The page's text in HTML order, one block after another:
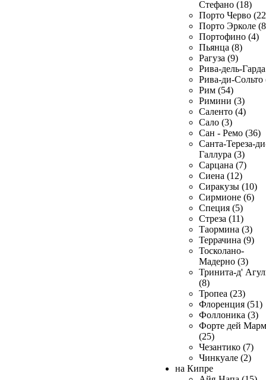
Стефано (18)
Порто Черво
Порто Эрколе
Портофино (4)
Пьянца (8)
Рагуза (9)
Рива-дель-
Рива-ди-Сольто
Рим (54)
Римини (3)
Саленто (4)
Сало (3)
Сан - Ремо (36)
Санта-Тереза-
Галлура (3)
Сарцана (7)
Сиена (12)
Сиракузы (10)
Сирмионе (6)
Специя (5)
Стреза (11)
Таормина (3)
Террачина (9)
Тосколано-
Мадерно (3)
Тринита-д'
(8)
Тропеа (23)
Флоренция (51)
Фоллоника (3)
Форте дей
(25)
Чезантико (7)
Чинкуале (2)
на Кипре